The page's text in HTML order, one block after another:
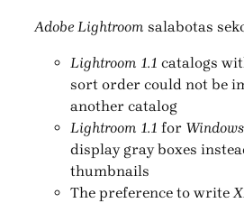
Adobe Lightroom salabotas
Lightroom 1.1 catalogs
sort order could not be
another catalog
Lightroom 1.1 for Windows
display gray boxes
thumbnails
The preference to write